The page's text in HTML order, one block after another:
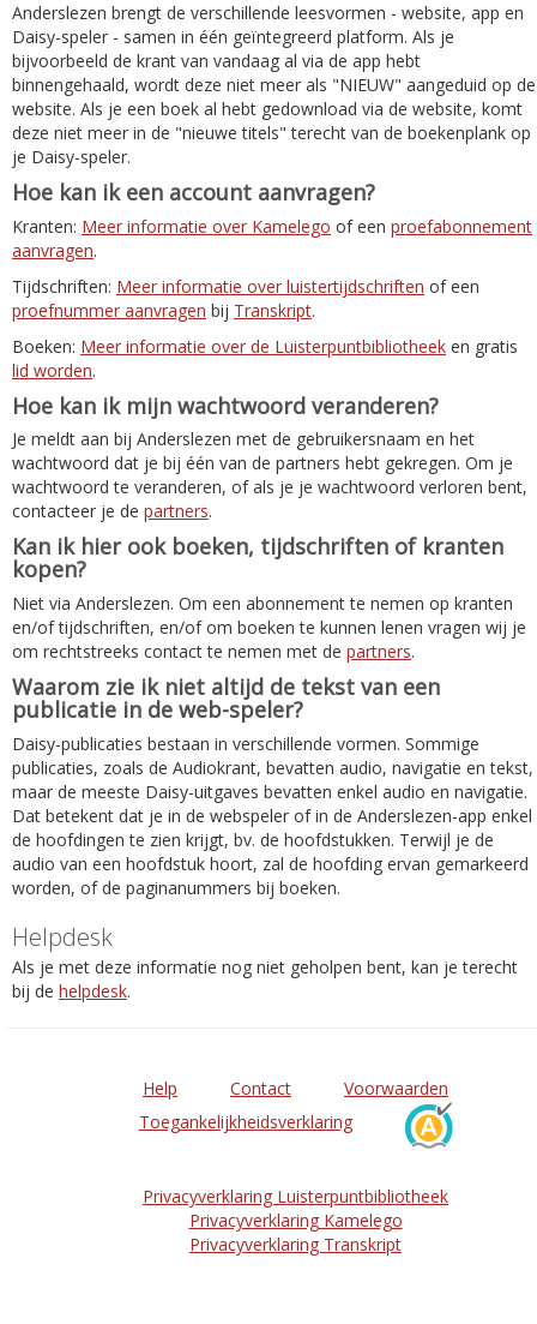
Anderslezen brengt de verschillende leesvormen - website, app en
Daisy-speler - samen in één geïntegreerd platform. Als je
bijvoorbeeld de krant van vandaag al via de app hebt
binnengehaald, wordt deze niet meer als "NIEUW" aangeduid op de
website. Als je een boek al hebt gedownload via de website, komt
deze niet meer in de "nieuwe titels" terecht van de boekenplank op
je Daisy-speler.
Hoe kan ik een account aanvragen?
Kranten: Meer informatie over Kamelego of een proefabonnement
aanvragen.
Tijdschriften: Meer informatie over luistertijdschriften of een
proefnummer aanvragen bij Transkript.
Boeken: Meer informatie over de Luisterpuntbibliotheek en gratis
lid worden.
Hoe kan ik mijn wachtwoord veranderen?
Je meldt aan bij Anderslezen met de gebruikersnaam en het
wachtwoord dat je bij één van de partners hebt gekregen. Om je
wachtwoord te veranderen, of als je je wachtwoord verloren bent,
contacteer je de partners.
Kan ik hier ook boeken, tijdschriften of kranten
kopen?
Niet via Anderslezen. Om een abonnement te nemen op kranten
en/of tijdschriften, en/of om boeken te kunnen lenen vragen wij je
om rechtstreeks contact te nemen met de partners.
Waarom zie ik niet altijd de tekst van een
publicatie in de web-speler?
Daisy-publicaties bestaan in verschillende vormen. Sommige
publicaties, zoals de Audiokrant, bevatten audio, navigatie en tekst,
maar de meeste Daisy-uitgaves bevatten enkel audio en navigatie.
Dat betekent dat je in de webspeler of in de Anderslezen-app enkel
de hoofdingen te zien krijgt, bv. de hoofdstukken. Terwijl je de
audio van een hoofdstuk hoort, zal de hoofding ervan gemarkeerd
worden, of de paginanummers bij boeken.
Helpdesk
Als je met deze informatie nog niet geholpen bent, kan je terecht
bij de helpdesk.
Help Contact
Voorwaarden
Toegankelijkheidsverklaring
Privacyverklaring Luisterpuntbibliotheek
Privacyverklaring Kamelego
Privacyverklaring Transkript